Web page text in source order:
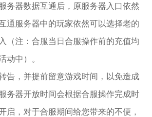
务器数据互通后，原服务器入口依然
通服务器中的玩家依然可以选择老的
（注：合服当日合服操作前的充值均
动中）。
告，并提前留意游戏时间，以免造成
务器开放时间会根据合服操作完成时
启，对于合服期间给您带来的不便，